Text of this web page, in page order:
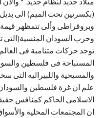
(بكسرتين تحت الميم) الى بديل
وبروقراطى وألى تتمظهر
وحرب السودان المنسية(التى
توجد حركات متنامية فى العالم
المستباحة فى فلسطين
والمسيحية واللبيراليه التى
علم ان غزة فلسطين
الاسلامى الحاكم كمنافس
ان المجتمعات المحلية